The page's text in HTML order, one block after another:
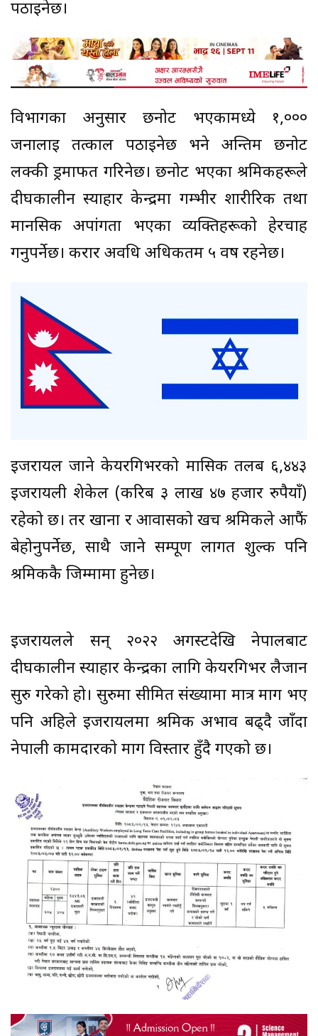
पठाइनेछ।
विभागका अनुसार छनोट भएकामध्ये १,०००
जनालाई तत्काल पठाइनेछ भने अन्तिम छनोट
लक्की ड्रमार्फत गरिनेछ। छनोट भएका श्रमिकहरूले
दीर्घकालीन स्याहार केन्द्रमा गम्भीर शारीरिक तथा
मानसिक अपांगता भएका व्यक्तिहरूको हेरचाह
गर्नुपर्नेछ। करार अवधि अधिकतम ५ वर्ष रहनेछ।
इजरायल जाने केयरगिभरको मासिक तलब ६,४४३
इजरायली शेकेल (करिब ३ लाख ४७ हजार रुपैयाँ)
रहेको छ। तर खाना र आवासको खर्च श्रमिकले आफैं
बेहोर्नुपर्नेछ, साथै जाने सम्पूर्ण लागत शुल्क पनि
श्रमिककै जिम्मामा हुनेछ।
इजरायलले सन् २०२२ अगस्टदेखि नेपालबाट
दीर्घकालीन स्याहार केन्द्रका लागि केयरगिभर लैजान
सुरु गरेको हो। सुरुमा सीमित संख्यामा मात्र माग भए
पनि अहिले इजरायलमा श्रमिक अभाव बढ्दै जाँदा
नेपाली कामदारको माग विस्तार हुँदै गएको छ।